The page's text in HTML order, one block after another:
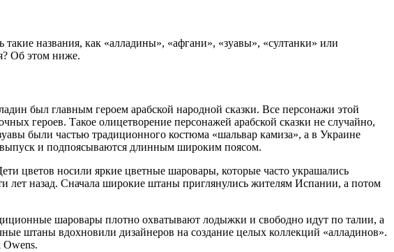
названия, как «алладины», «афгани», «зуавы», «султанки» или
Об этом ниже.
был главным героем арабской народной сказки. Все персонажи этой
героев. Такое олицетворение персонажей арабской сказки не случайно,
были частью традиционного костюма «шальвар камиза», а в Украине
и подпоясываются длинным широким поясом.
цветов носили яркие цветные шаровары, которые часто украшались
назад. Сначала широкие штаны приглянулись жителям Испании, а потом
шаровары плотно охватывают лодыжки и свободно идут по талии, а
штаны вдохновили дизайнеров на создание целых коллекций «алладинов».
Owens.